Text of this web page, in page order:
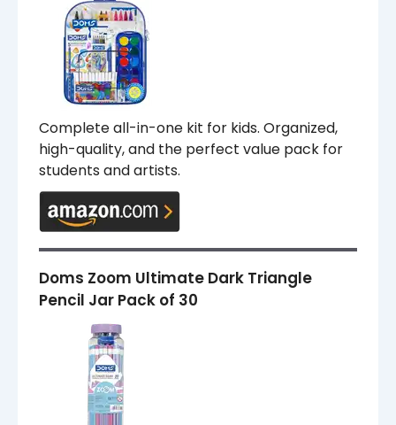
Complete all-in-one kit for kids. Organized,
high-quality, and the perfect value pack for
students and artists.
Doms Zoom Ultimate Dark Triangle
Pencil Jar Pack of 30